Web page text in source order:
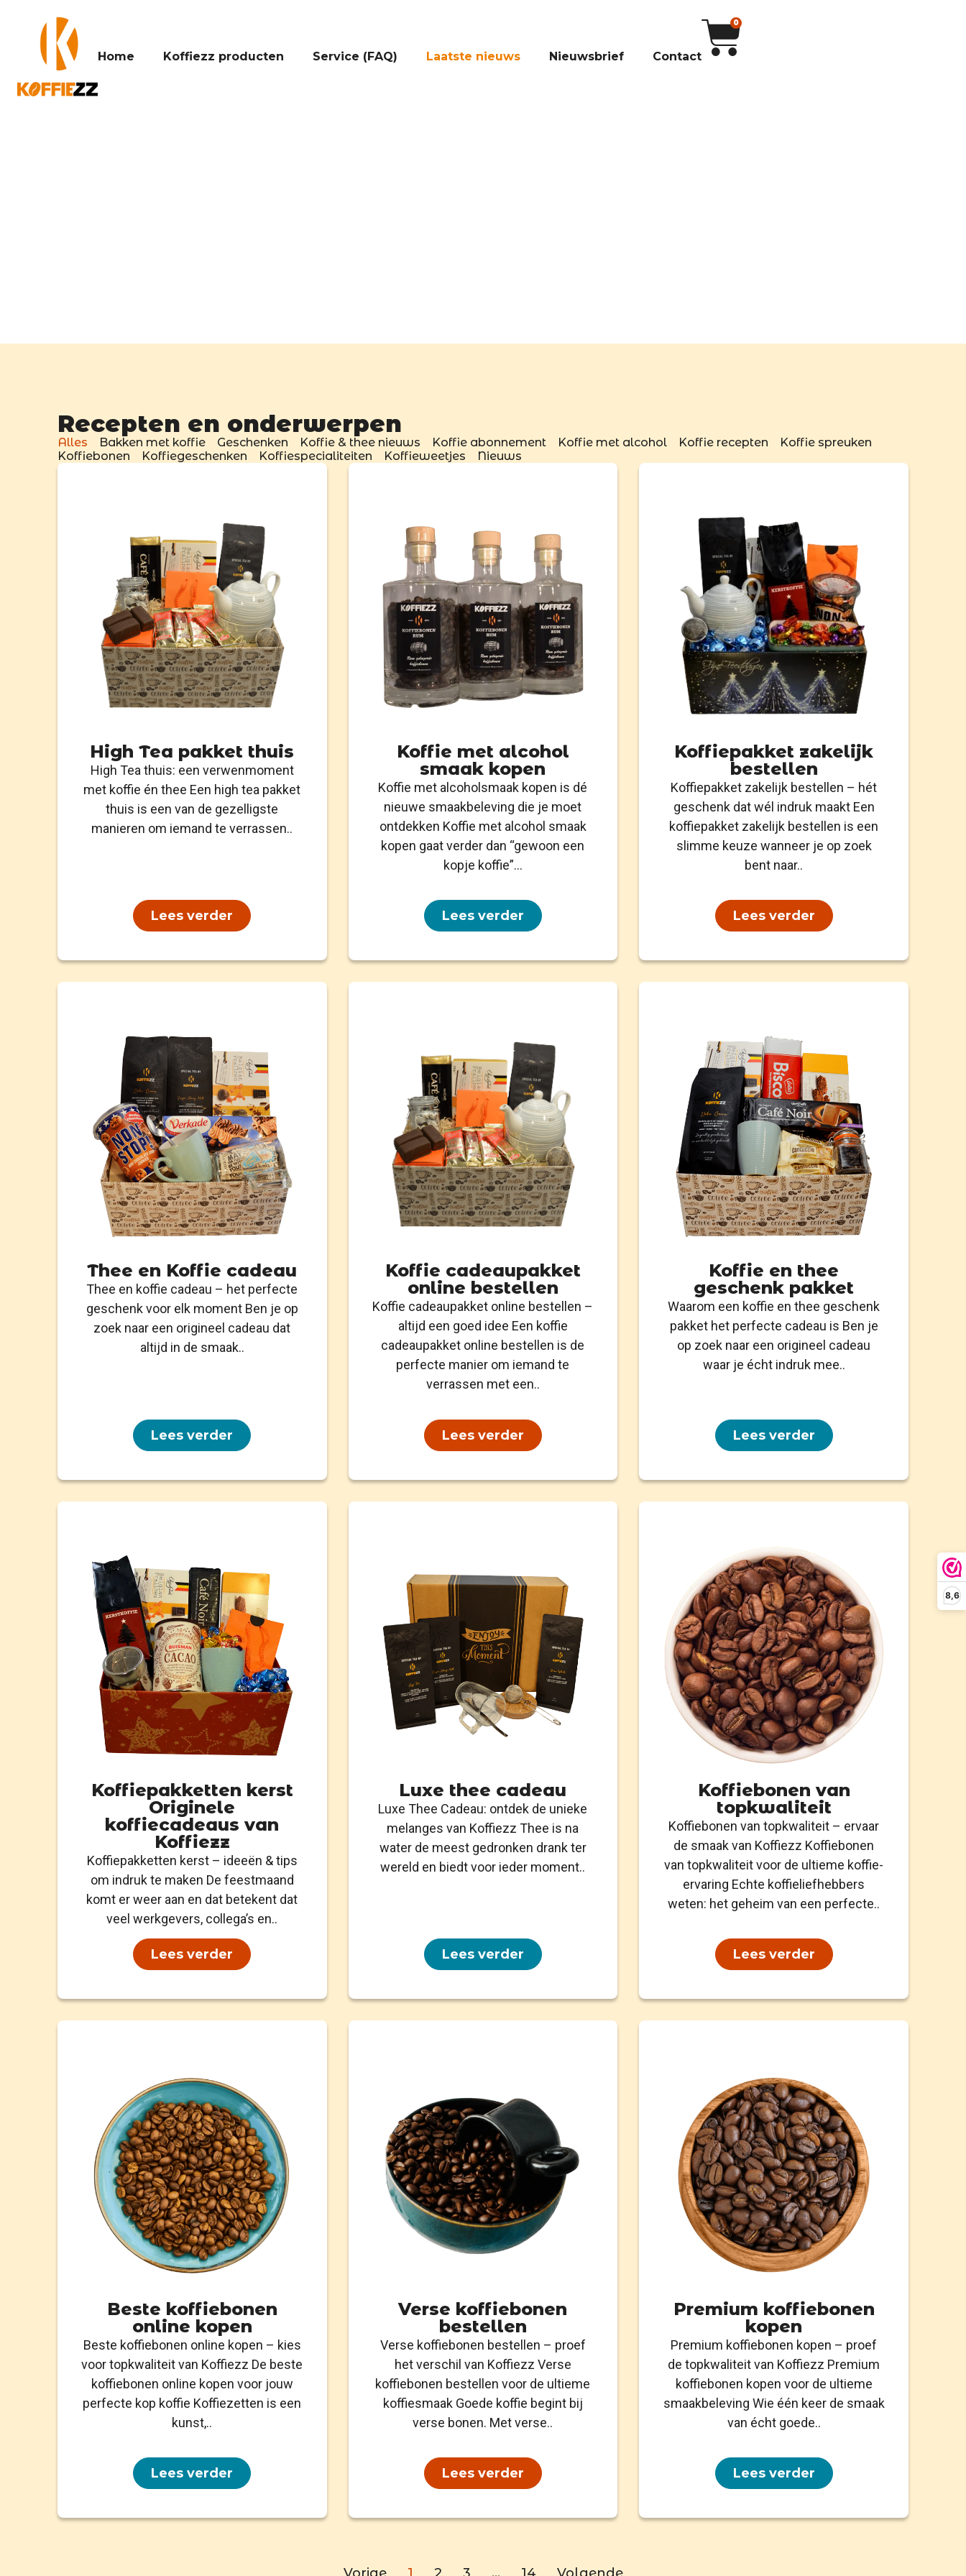
8,6
Home Koffiezz producten Service (FAQ) Laatste nieuws Nieuwsbrief Contact
0
Recepten en onderwerpen
Bakken met koffie Geschenken Koffie & thee nieuws Koffie abonnement Koffie met alcohol Koffie recepten
Koffie spreuken
Koffiebonen
Koffiegeschenken Koffiespecialiteiten Koffieweetjes Nieuws
Alles
High Tea pakket thuis
High Tea thuis: een verwenmoment
met koffie én thee Een high tea pakket
thuis is een van de gezelligste
manieren om iemand te verrassen..
Lees verder
Koffie met alcohol
smaak kopen
Koffie met alcoholsmaak kopen is dé
nieuwe smaakbeleving die je moet
ontdekken Koffie met alcohol smaak
kopen gaat verder dan “gewoon een
kopje koffie”...
Lees verder
Koffiepakket zakelijk
bestellen
Koffiepakket zakelijk bestellen – hét
geschenk dat wél indruk maakt Een
koffiepakket zakelijk bestellen is een
slimme keuze wanneer je op zoek
bent naar..
Lees verder
Thee en Koffie cadeau
Thee en koffie cadeau – het perfecte
geschenk voor elk moment Ben je op
zoek naar een origineel cadeau dat
altijd in de smaak..
Lees verder
Koffie cadeaupakket
online bestellen
Koffie cadeaupakket online bestellen –
altijd een goed idee Een koffie
cadeaupakket online bestellen is de
perfecte manier om iemand te
verrassen met een..
Lees verder
Koffie en thee
geschenk pakket
Waarom een koffie en thee geschenk
pakket het perfecte cadeau is Ben je
op zoek naar een origineel cadeau
waar je écht indruk mee..
Lees verder
Koffiepakketten kerst
Originele
koffiecadeaus van
Koffiezz
Koffiepakketten kerst – ideeën & tips
om indruk te maken De feestmaand
komt er weer aan en dat betekent dat
veel werkgevers, collega’s en..
Lees verder
Luxe thee cadeau
Luxe Thee Cadeau: ontdek de unieke
melanges van Koffiezz Thee is na
water de meest gedronken drank ter
wereld en biedt voor ieder moment..
Lees verder
Koffiebonen van
topkwaliteit
Koffiebonen van topkwaliteit – ervaar
de smaak van Koffiezz Koffiebonen
van topkwaliteit voor de ultieme koffie-
ervaring Echte koffieliefhebbers
weten: het geheim van een perfecte..
Lees verder
Beste koffiebonen
online kopen
Beste koffiebonen online kopen – kies
voor topkwaliteit van Koffiezz De beste
koffiebonen online kopen voor jouw
perfecte kop koffie Koffiezetten is een
kunst,..
Lees verder
Verse koffiebonen
bestellen
Verse koffiebonen bestellen – proef
het verschil van Koffiezz Verse
koffiebonen bestellen voor de ultieme
koffiesmaak Goede koffie begint bij
verse bonen. Met verse..
Lees verder
Premium koffiebonen
kopen
Premium koffiebonen kopen – proef
de topkwaliteit van Koffiezz Premium
koffiebonen kopen voor de ultieme
smaakbeleving Wie één keer de smaak
van écht goede..
Lees verder